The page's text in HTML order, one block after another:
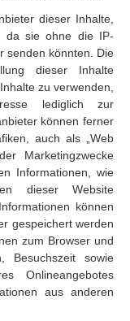
dieser Inhalte,
da sie ohne die IP-
senden könnten. Die
dieser Inhalte
zu verwenden,
lediglich zur
können ferner
auch als „Web
Marketingzwecke
Informationen, wie
dieser Website
können
gespeichert werden
zum Browser und
Besuchszeit sowie
Onlineangebotes
aus anderen